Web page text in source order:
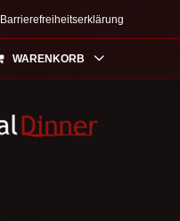
Barrierefreiheitserklärung
WARENKORB